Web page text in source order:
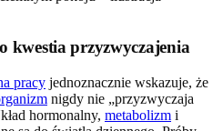
kwestia przyzwyczajenia
pracy jednoznacznie wskazuje, że
nigdy nie „przyzwyczaja
hormonalny, metabolizm i